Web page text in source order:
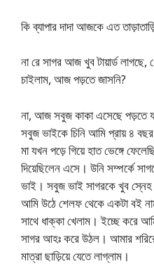
কি ব্যাপার দাদা আজকে এত
না রে সাগর আজ খুব টায়ার্ড
চাইলাম, আজ পড়তে জাসনি?
না, আজ সবুজ কাকা এসেছে পড়তে
সবুজ ভাইকে চিনি আমি প্রায় ৪ বছর
মা যখন পড়ে গিয়ে হাত ভেঙ্গে
দিয়েছিলেন এসে। উনি সম্পর্কে
ভাই। সবুজ ভাই সাগরকে খুব
আমি উঠে শেলফ থেকে একটা বই
সাথে ধাক্কা খেলাম। ইচ্ছে করে
সাগর আহঃ করে উঠল। আমার
মাত্রা ছাড়িয়ে যেতে লাগ্লাম।